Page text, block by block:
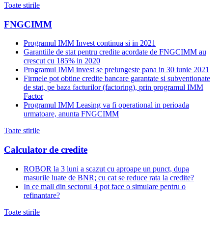
Toate stirile
FNGCIMM
Programul IMM Invest continua si in 2021
Garantiile de stat pentru credite acordate de FNGCIMM au
crescut cu 185% in 2020
Programul IMM invest se prelungeste pana in 30 iunie 2021
Firmele pot obtine credite bancare garantate si subventionate
de stat, pe baza facturilor (factoring), prin programul IMM
Factor
Programul IMM Leasing va fi operational in perioada
urmatoare, anunta FNGCIMM
Toate stirile
Calculator de credite
ROBOR la 3 luni a scazut cu aproape un punct, dupa
masurile luate de BNR; cu cat se reduce rata la credite?
In ce mall din sectorul 4 pot face o simulare pentru o
refinantare?
Toate stirile